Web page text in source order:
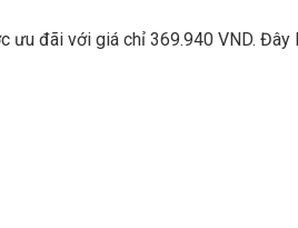
ưu đãi với giá chỉ 369.940 VND. Đây